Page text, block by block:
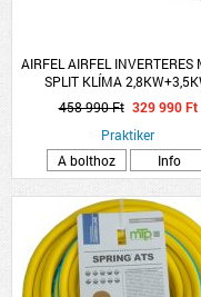
AIRFEL AIRFEL INVERTERES
SPLIT KLÍMA
2LMX50N/LRXM25UVB1B/
458 990 Ft 329 990 Ft
Praktiker
A bolthoz
Info